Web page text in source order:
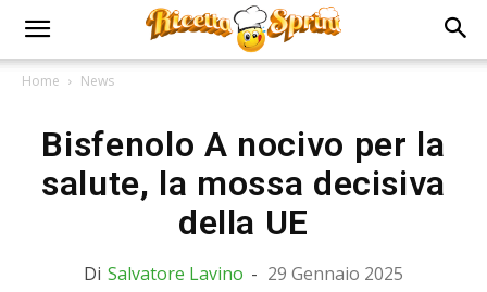
Home News
Bisfenolo A nocivo per la
salute, la mossa decisiva
della UE
Di Salvatore Lavino - 29 Gennaio 2025